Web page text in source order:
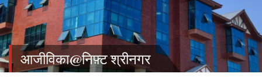
आजीविका@निफ़्ट श्रीनगर